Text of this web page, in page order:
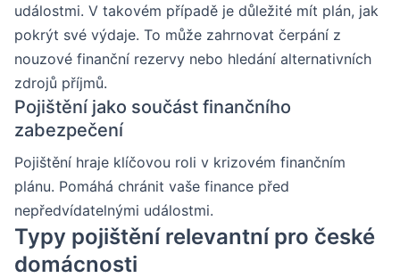
událostmi. V takovém případě je důležité mít plán, jak
pokrýt své výdaje. To může zahrnovat čerpání z
nouzové finanční rezervy nebo hledání alternativních
zdrojů příjmů.
Pojištění jako součást finančního
zabezpečení
Pojištění hraje klíčovou roli v krizovém finančním
plánu. Pomáhá chránit vaše finance před
nepředvídatelnými událostmi.
Typy pojištění relevantní pro české
domácnosti